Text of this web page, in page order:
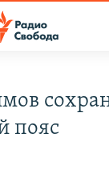
пояс